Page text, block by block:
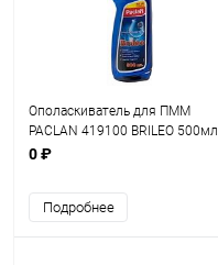
Ополаскиватель для ПММ
PACLAN 419100 BRILEO 500мл
0 ₽
Подробнее